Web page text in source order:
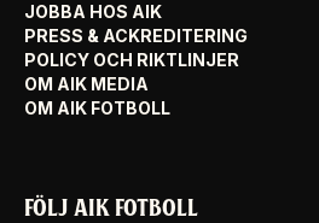
JOBBA HOS AIK
PRESS & ACKREDITERING
POLICY OCH RIKTLINJER
OM AIK MEDIA
OM AIK FOTBOLL
FÖLJ AIK FOTBOLL